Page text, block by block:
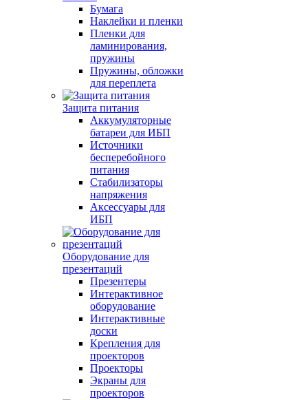
Бумага
Наклейки и пленки
Пленки для
ламинирования,
пружины
Пружины, обложки
для переплета
Защита питания
Аккумуляторные
батареи для ИБП
Источники
бесперебойного
питания
Стабилизаторы
напряжения
Аксессуары для
ИБП
Оборудование для
презентаций
Презентеры
Интерактивное
оборудование
Интерактивные
доски
Крепления для
проекторов
Проекторы
Экраны для
проекторов